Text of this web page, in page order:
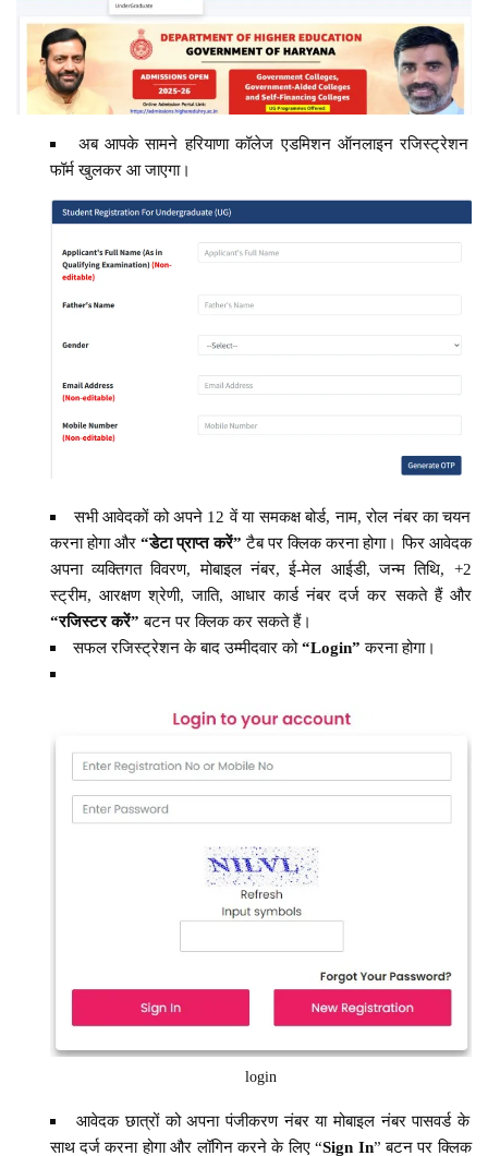
अब आपके सामने हरियाणा कॉलेज एडमिशन ऑनलाइन रजिस्ट्रेशन
फॉर्म खुलकर आ जाएगा।
सभी आवेदकों को अपने 12 वें या समकक्ष बोर्ड, नाम, रोल नंबर का चयन
करना होगा और“डेटा प्राप्त करें” टैब पर क्लिक करना होगा। फिर आवेदक
अपना व्यक्तिगत विवरण, मोबाइल नंबर, ई-मेल आईडी, जन्म तिथि, +2
स्ट्रीम, आरक्षण श्रेणी, जाति, आधार कार्ड नंबर दर्ज कर सकते हैं और
“रजिस्टर करें” बटन पर क्लिक कर सकते हैं।
सफल रजिस्ट्रेशन के बाद उम्मीदवार को“Login” करना होगा।
login
आवेदक छात्रों को अपना पंजीकरण नंबर या मोबाइल नंबर पासवर्ड के
साथ दर्ज करना होगा और लॉगिन करने के लिए “Sign In” बटन पर क्लिक